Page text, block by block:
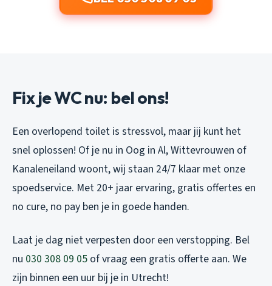
Fix je WC nu: bel ons!
Een overlopend toilet is stressvol, maar jij kunt het
snel oplossen! Of je nu in Oog in Al, Wittevrouwen of
Kanaleneiland woont, wij staan 24/7 klaar met onze
spoedservice. Met 20+ jaar ervaring, gratis offertes en
no cure, no pay ben je in goede handen.
Laat je dag niet verpesten door een verstopping. Bel
nu 030 308 09 05 of vraag een gratis offerte aan. We
zijn binnen een uur bij je in Utrecht!